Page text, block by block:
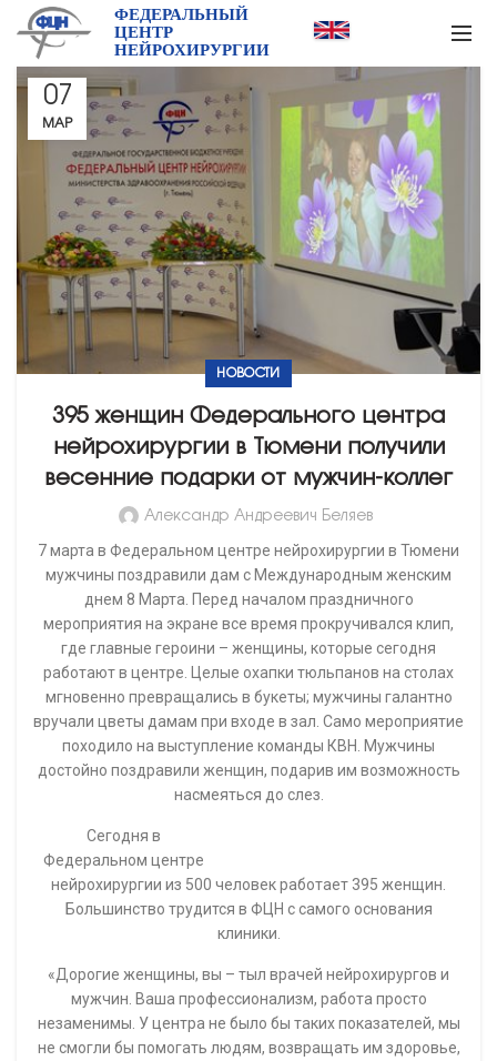
ФЕДЕРАЛЬНЫЙ
ЦЕНТР
НЕЙРОХИРУРГИИ
07
МАР
НОВОСТИ
395 женщин Федерального центра
нейрохирургии в Тюмени получили
весенние подарки от мужчин-коллег
Александр Андреевич Беляев
7 марта в Федеральном центре нейрохирургии в Тюмени
мужчины поздравили дам с Международным женским
днем 8 Марта. Перед началом праздничного
мероприятия на экране все время прокручивался клип,
где главные героини – женщины, которые сегодня
работают в центре. Целые охапки тюльпанов на столах
мгновенно превращались в букеты; мужчины галантно
вручали цветы дамам при входе в зал. Само мероприятие
походило на выступление команды КВН. Мужчины
достойно поздравили женщин, подарив им возможность
насмеяться до слез.
Сегодня в
Федеральном центре
нейрохирургии из 500 человек работает 395 женщин.
Большинство трудится в ФЦН с самого основания
клиники.
«Дорогие женщины, вы – тыл врачей нейрохирургов и
мужчин. Ваша профессионализм, работа просто
незаменимы. У центра не было бы таких показателей, мы
не смогли бы помогать людям, возвращать им здоровье,